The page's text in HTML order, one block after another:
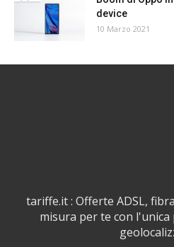
device
10 Marzo 2021
tariffe.it : Offerte ADSL,
misura per te con